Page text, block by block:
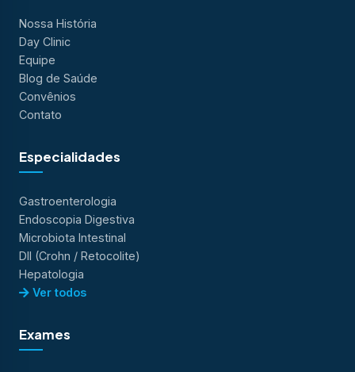
Nossa História
Day Clinic
Equipe
Blog de Saúde
Convênios
Contato
Especialidades
Gastroenterologia
Endoscopia Digestiva
Microbiota Intestinal
DII (Crohn / Retocolite)
Hepatologia
Ver todos
Exames